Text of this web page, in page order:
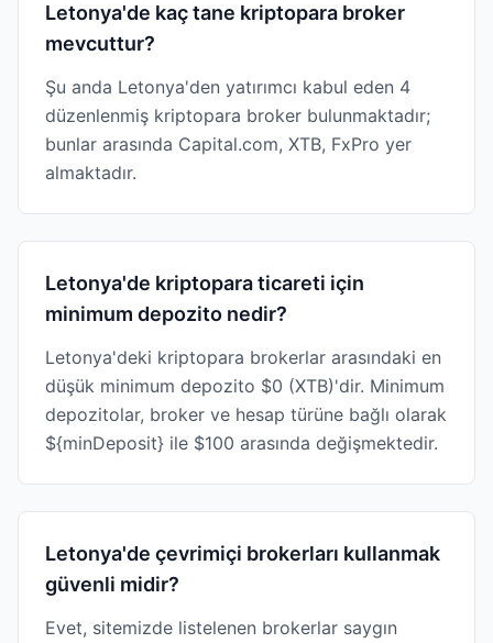
Letonya'de kaç tane kriptopara broker
mevcuttur?
Şu anda Letonya'den yatırımcı kabul eden 4
düzenlenmiş kriptopara broker bulunmaktadır;
bunlar arasında Capital.com, XTB, FxPro yer
almaktadır.
Letonya'de kriptopara ticareti için
minimum depozito nedir?
Letonya'deki kriptopara brokerlar arasındaki en
düşük minimum depozito $0 (XTB)'dir. Minimum
depozitolar, broker ve hesap türüne bağlı olarak
${minDeposit} ile $100 arasında değişmektedir.
Letonya'de çevrimiçi brokerları kullanmak
güvenli midir?
Evet, sitemizde listelenen brokerlar saygın